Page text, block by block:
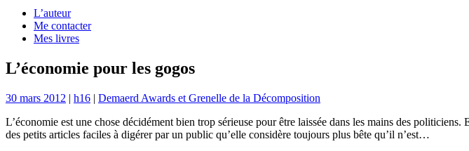
L’auteur
Me contacter
Mes livres
L’économie pour les gogos
30 mars 2012 | h16 | Demaerd Awards et Grenelle de la Décomposition
L’économie est une chose décidément bien trop sérieuse pour être laissée dans les mains des
des petits articles faciles à digérer par un public qu’elle considère toujours plus bête qu’il n’est…